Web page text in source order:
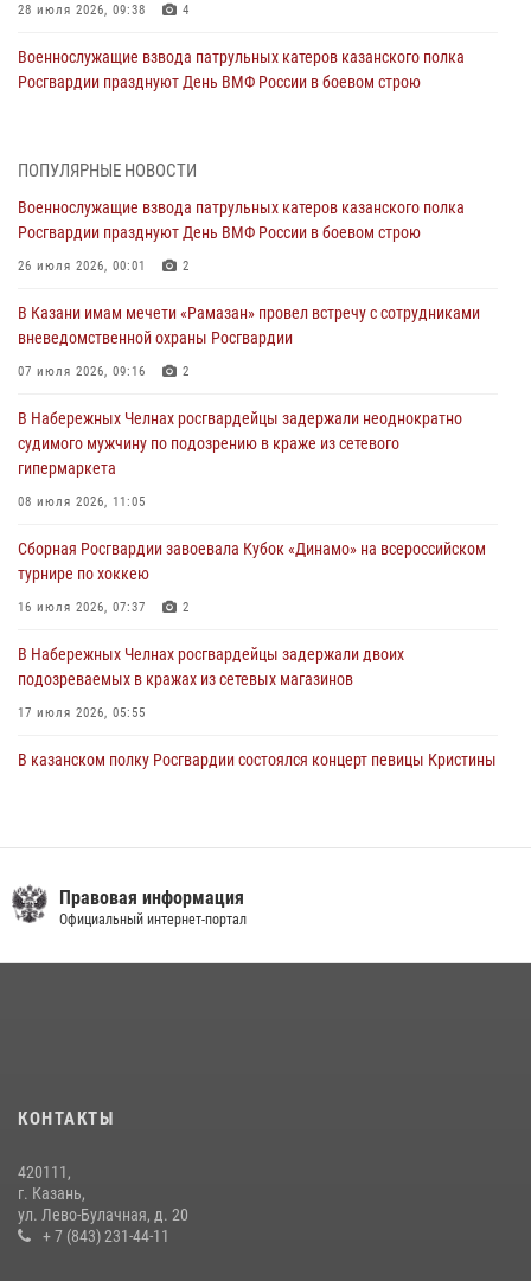
28 июля 2026, 09:38 4
Военнослужащие взвода патрульных катеров казанского полка
Росгвардии празднуют День ВМФ России в боевом строю
Татарстанские росгвардейцы завоевали «бронзу» в окружном этапе
24 июля 2026, 15:05
В казанском полку Росгвардии состоялся концерт певицы Кристины
В Нижнекамске сотрудники Росгвардии задержали подозреваемого
23 июля 2026, 06:47
В Казани Росгвардия приняла участие в обеспечении безопасности
крестного хода и освящения храма
ПОПУЛЯРНЫЕ НОВОСТИ
Военнослужащие взвода патрульных катеров казанского полка
Росгвардии празднуют День ВМФ России в боевом строю
26 июля 2026, 00:01 2
В Казани имам мечети «Рамазан» провел встречу с сотрудниками
вневедомственной охраны Росгвардии
07 июля 2026, 09:16 2
В Набережных Челнах росгвардейцы задержали неоднократно
судимого мужчину по подозрению в краже из сетевого
гипермаркета
08 июля 2026, 11:05
Сборная Росгвардии завоевала Кубок «Динамо» на всероссийском
турнире по хоккею
16 июля 2026, 07:37 2
В Набережных Челнах росгвардейцы задержали двоих
подозреваемых в кражах из сетевых магазинов
17 июля 2026, 05:55
В казанском полку Росгвардии состоялся концерт певицы Кристины
секретами своего семейного счастья
08 июля 2026, 07:48 4
15 июля отмечается День образования подразделений связи
Росгвардии
15 июля 2026, 08:41
Правовая информация
Официальный интернет-портал
КОНТАКТЫ
420111,
г. Казань,
ул. Лево-Булачная, д. 20
+ 7 (843) 231-44-11